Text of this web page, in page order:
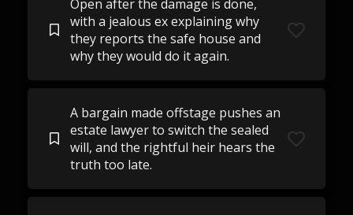
Open after the damage is done,
with a jealous ex explaining why
they reports the safe house and
why they would do it again.
A bargain made offstage pushes an
estate lawyer to switch the sealed
will, and the rightful heir hears the
truth too late.